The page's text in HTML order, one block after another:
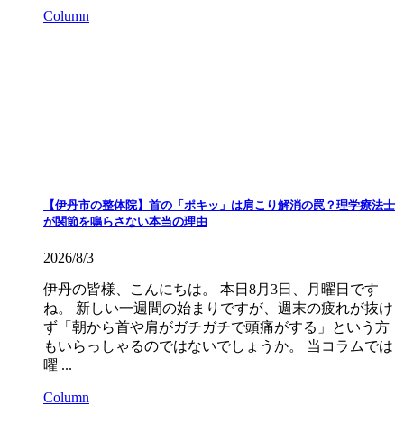
Column
【伊丹市の整体院】首の「ポキッ」は肩こり解消の罠？理学療法士
が関節を鳴らさない本当の理由
2026/8/3
伊丹の皆様、こんにちは。 本日8月3日、月曜日です
ね。 新しい一週間の始まりですが、週末の疲れが抜け
ず「朝から首や肩がガチガチで頭痛がする」という方
もいらっしゃるのではないでしょうか。 当コラムでは
曜 ...
Column